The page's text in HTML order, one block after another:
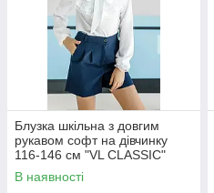
Блузка шкільна з довгим
рукавом софт на дівчинку
116-146 см "VL CLASSIC"
недорого від прямого
постачальника
В наявності